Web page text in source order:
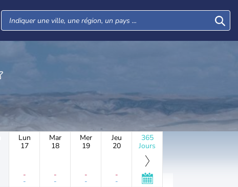
Lun
17
-
-
Mar
18
-
-
Mer
19
-
-
Jeu
20
-
-
365
Jours